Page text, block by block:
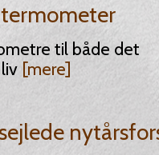
til både det
[mere]